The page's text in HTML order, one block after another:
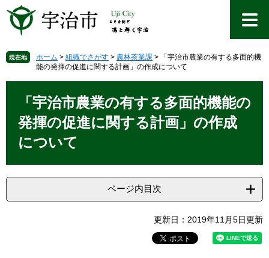
先
で
を
ば
現在地 ホーム > 組織でさがす > 農林茶業課 >
「宇治市農業の有する多面的機
能の発揮の促進に関する計画」の作成について
「宇治市農業の有する多面的機能の
発揮の促進に関する計画」の作成
について
ページ内目次
更新日：2019年11月5日更新